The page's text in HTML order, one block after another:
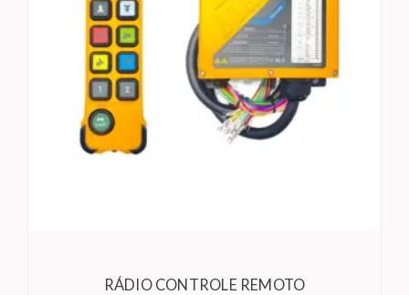
RÁDIO CONTROLE REMOTO